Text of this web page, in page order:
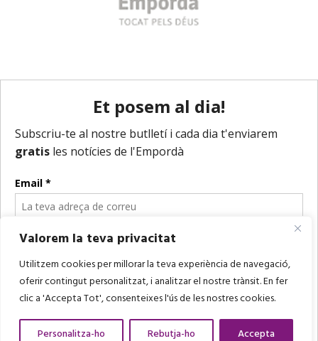
Valorem la teva privacitat
Utilitzem cookies per millorar la teva experiència de navegació,
oferir contingut personalitzat, i analitzar el nostre trànsit. En fer
clic a 'Accepta Tot', consenteixes l'ús de les nostres cookies.
Personalitza-ho Rebutja-ho Accepta